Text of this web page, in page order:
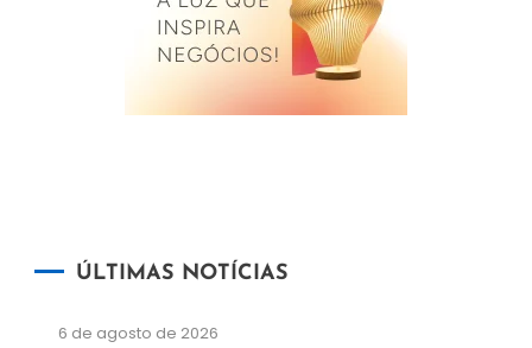
ÚLTIMAS NOTÍCIAS
6 de agosto de 2026